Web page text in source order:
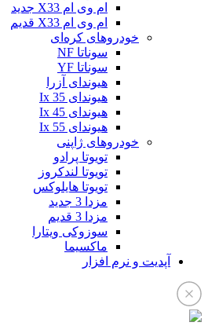
ام وی ام X33 جدید
ام وی ام X33 قدیم
خودروهای کره‌ای
سوناتا NF
سوناتا YF
هیوندای آزرا
هیوندای Ix 35
هیوندای Ix 45
هیوندای Ix 55
خودروهای ژاپنی
تویوتا پرادو
تویوتا لندکروز
تویوتا هایلوکس
مزدا 3 جدید
مزدا 3 قدیم
سوزوکی ویتارا
ماکسیما
آپدیت و نرم افزار